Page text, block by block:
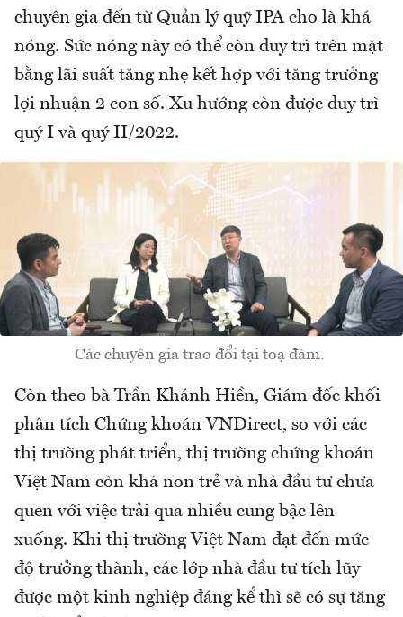
chuyên gia đến từ Quản lý quỹ IPA cho là khá
nóng. Sức nóng này có thể còn duy trì trên mặt
bằng lãi suất tăng nhẹ kết hợp với tăng trưởng
lợi nhuận 2 con số. Xu hướng còn được duy trì
quý I và quý II/2022.
Các chuyên gia trao đổi tại toạ đàm.
Còn theo bà Trần Khánh Hiền, Giám đốc khối
phân tích Chứng khoán VNDirect, so với các
thị trường phát triển, thị trường chứng khoán
Việt Nam còn khá non trẻ và nhà đầu tư chưa
quen với việc trải qua nhiều cung bậc lên
xuống. Khi thị trường Việt Nam đạt đến mức
độ trưởng thành, các lớp nhà đầu tư tích lũy
được một kinh nghiệp đáng kể thì sẽ có sự tăng